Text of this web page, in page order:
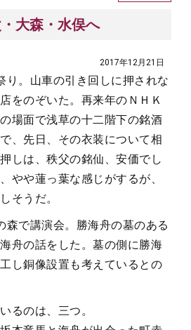
大森・水俣へ
2017年12月21日
り。山車の引き回しに押されな
をのぞいた。再来年のＮＨＫ
場面で浅草の十二階下の銘酒
、先日、その衣装について相
しは、秩父の銘仙、安価でし
やや蓮っ葉な感じがするが、
そうだ。
森で講演会。勝海舟の墓のある
舟の話をした。墓の側に勝海
し銅像設置も考えているとの
るのは、三つ。